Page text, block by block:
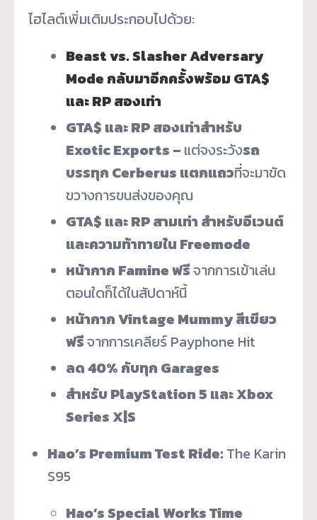
ไฮไลต์เพิ่มเติมประกอบไปด้วย:
Beast vs. Slasher Adversary
Mode กลับมาอีกครั้งพร้อม GTA$
และ RP สองเท่า
GTA$ และ RP สองเท่าสำหรับ
Exotic Exports – แต่จงระวังรถ
บรรทุก Cerberus แตกแถวที่จะมาขัด
ขวางการขนส่งของคุณ
GTA$ และ RP สามเท่า สำหรับอีเวนต์
และความท้าทายใน Freemode
หน้ากาก Famine ฟรีจากการเข้าเล่น
ตอนใดก็ได้ในสัปดาห์นี้
หน้ากาก Vintage Mummy สีเขียว
ฟรีจากการเคลียร์ Payphone Hit
ลด 40% กับทุก Garages
สำหรับ PlayStation 5 และ Xbox
Series X|S
Hao’s Premium Test Ride: The Karin
S95
Hao’s Special Works Time